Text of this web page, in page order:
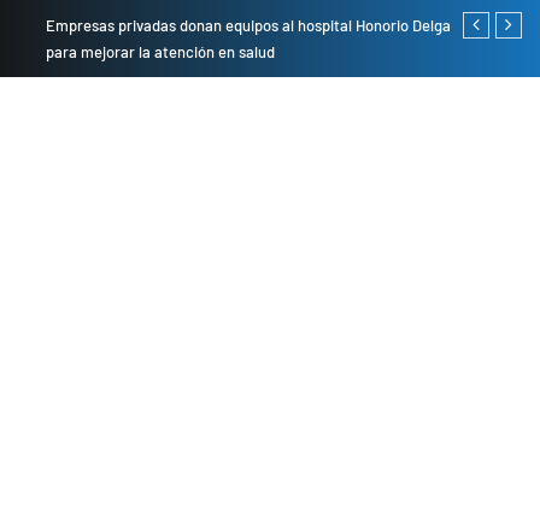
Empresas privadas donan equipos al hospital Honorio Delgado
para mejorar la atención en salud
Cambio de